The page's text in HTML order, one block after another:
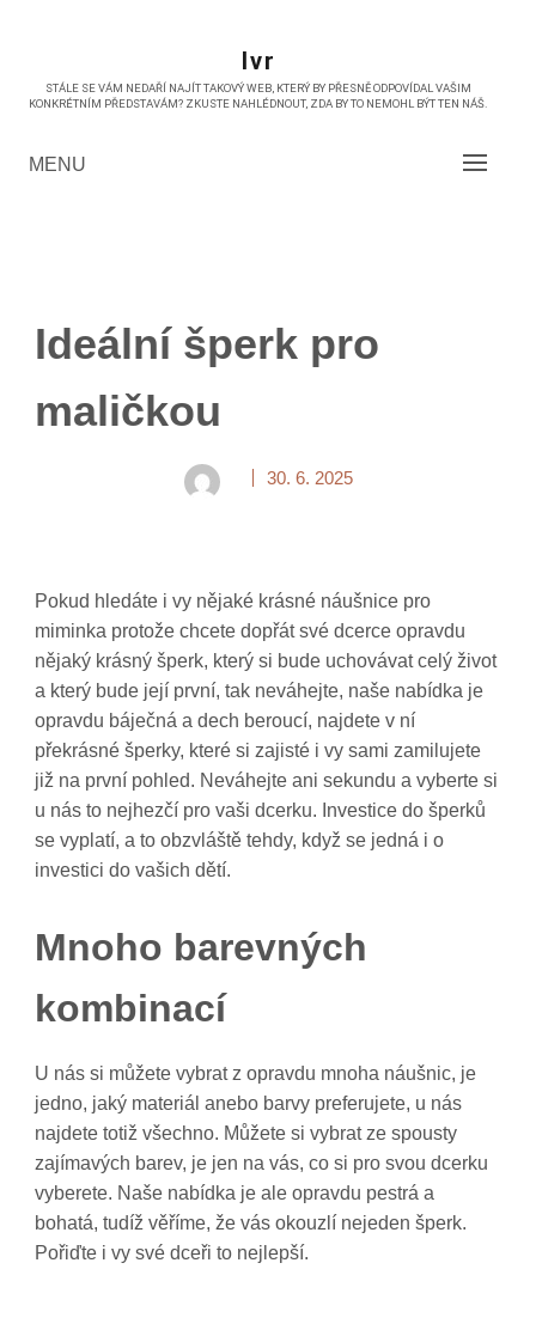
Ivr
STÁLE SE VÁM NEDAŘÍ NAJÍT TAKOVÝ WEB, KTERÝ BY PŘESNĚ ODPOVÍDAL VAŠIM
KONKRÉTNÍM PŘEDSTAVÁM? ZKUSTE NAHLÉDNOUT, ZDA BY TO NEMOHL BÝT TEN NÁŠ.
MENU
Ideální šperk pro
maličkou
30. 6. 2025
Pokud hledáte i vy nějaké krásné náušnice pro
miminka protože chcete dopřát své dcerce opravdu
nějaký krásný šperk, který si bude uchovávat celý život
a který bude její první, tak neváhejte, naše nabídka je
opravdu báječná a dech beroucí, najdete v ní
překrásné šperky, které si zajisté i vy sami zamilujete
již na první pohled. Neváhejte ani sekundu a vyberte si
u nás to nejhezčí pro vaši dcerku. Investice do šperků
se vyplatí, a to obzvláště tehdy, když se jedná i o
investici do vašich dětí.
Mnoho barevných
kombinací
U nás si můžete vybrat z opravdu mnoha náušnic, je
jedno, jaký materiál anebo barvy preferujete, u nás
najdete totiž všechno. Můžete si vybrat ze spousty
zajímavých barev, je jen na vás, co si pro svou dcerku
vyberete. Naše nabídka je ale opravdu pestrá a
bohatá, tudíž věříme, že vás okouzlí nejeden šperk.
Pořiďte i vy své dceři to nejlepší.